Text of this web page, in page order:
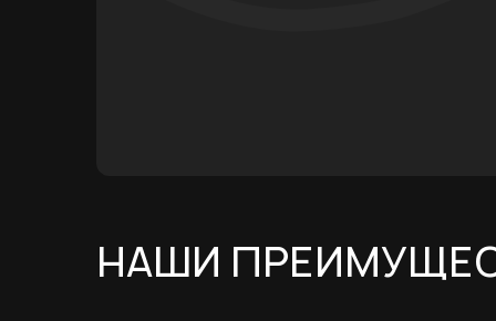
НАШИ